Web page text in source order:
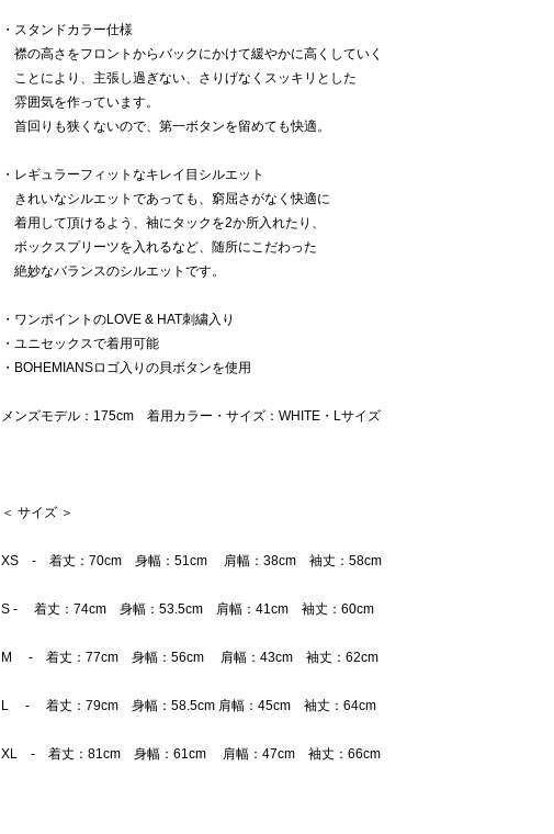
・スタンドカラー仕様
襟の高さをフロントからバックにかけて緩やかに高くしていく
ことにより、主張し過ぎない、さりげなくスッキリとした
雰囲気を作っています。
首回りも狭くないので、第一ボタンを留めても快適。
・レギュラーフィットなキレイ目シルエット
きれいなシルエットであっても、窮屈さがなく快適に
着用して頂けるよう、袖にタックを2か所入れたり、
ボックスプリーツを入れるなど、随所にこだわった
絶妙なバランスのシルエットです。
・ワンポイントのLOVE & HAT刺繍入り
・ユニセックスで着用可能
・BOHEMIANSロゴ入りの貝ボタンを使用
メンズモデル：175cm 着用カラー・サイズ：WHITE・Lサイズ
＜ サイズ ＞
XS - 着丈：70cm 身幅：51cm 肩幅：38cm 袖丈：58cm
S - 着丈：74cm 身幅：53.5cm 肩幅：41cm 袖丈：60cm
M - 着丈：77cm 身幅：56cm 肩幅：43cm 袖丈：62cm
L - 着丈：79cm 身幅：58.5cm 肩幅：45cm 袖丈：64cm
XL - 着丈：81cm 身幅：61cm 肩幅：47cm 袖丈：66cm